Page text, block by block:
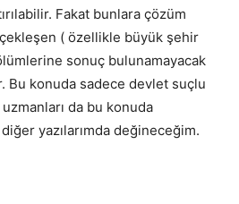
Fakat bunlara çözüm
( özellikle büyük şehir
sonuç bulunamayacak
Bu konuda sadece devlet suçlu
da bu konuda
diğer yazılarımda değineceğim.